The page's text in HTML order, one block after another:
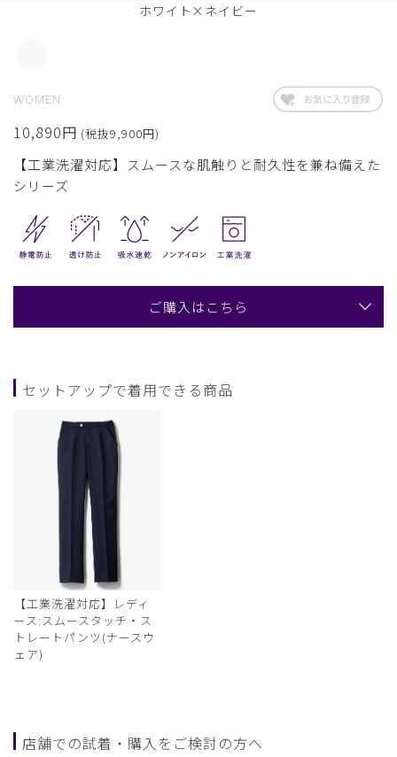
ホワイト×ネイビー
WOMEN
10,890円 (税抜9,900円)
【工業洗濯対応】スムースな肌触りと耐久性を兼ね備えた
シリーズ
ご購入はこちら
セットアップで着用できる商品
【工業洗濯対応】レディ
ース:スムースタッチ・ス
トレートパンツ(ナースウ
ェア)
店舗での試着・購入をご検討の方へ